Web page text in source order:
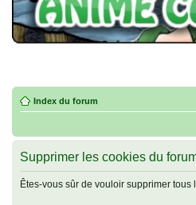
Index du forum
Supprimer les cookies du
Êtes-vous sûr de vouloir supprimer tous